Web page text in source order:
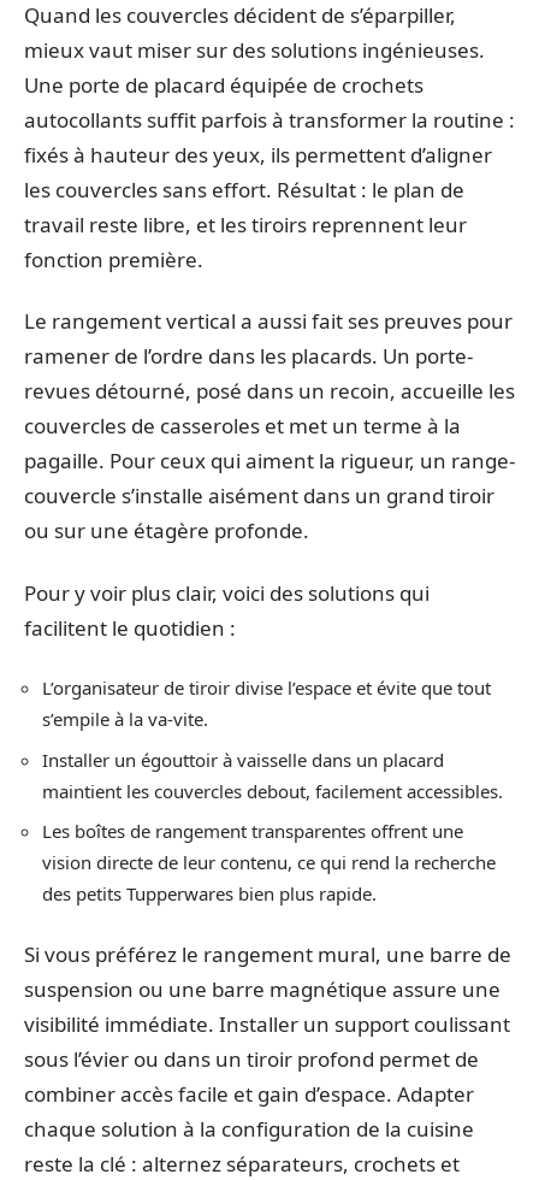
Quand les couvercles décident de s’éparpiller,
mieux vaut miser sur des solutions ingénieuses.
Une porte de placard équipée de crochets
autocollants suffit parfois à transformer la routine :
fixés à hauteur des yeux, ils permettent d’aligner
les couvercles sans effort. Résultat : le plan de
travail reste libre, et les tiroirs reprennent leur
fonction première.
Le rangement vertical a aussi fait ses preuves pour
ramener de l’ordre dans les placards. Un porte-
revues détourné, posé dans un recoin, accueille les
couvercles de casseroles et met un terme à la
pagaille. Pour ceux qui aiment la rigueur, un range-
couvercle s’installe aisément dans un grand tiroir
ou sur une étagère profonde.
Pour y voir plus clair, voici des solutions qui
facilitent le quotidien :
L’organisateur de tiroir divise l’espace et évite que tout
s’empile à la va-vite.
Installer un égouttoir à vaisselle dans un placard
maintient les couvercles debout, facilement accessibles.
Les boîtes de rangement transparentes offrent une
vision directe de leur contenu, ce qui rend la recherche
des petits Tupperwares bien plus rapide.
Si vous préférez le rangement mural, une barre de
suspension ou une barre magnétique assure une
visibilité immédiate. Installer un support coulissant
sous l’évier ou dans un tiroir profond permet de
combiner accès facile et gain d’espace. Adapter
chaque solution à la configuration de la cuisine
reste la clé : alternez séparateurs, crochets et